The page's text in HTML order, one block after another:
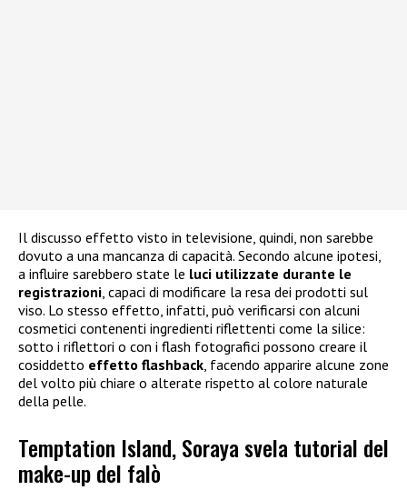
Il discusso effetto visto in televisione, quindi, non sarebbe
dovuto a una mancanza di capacità. Secondo alcune ipotesi,
a influire sarebbero state le luci utilizzate durante le
registrazioni, capaci di modificare la resa dei prodotti sul
viso. Lo stesso effetto, infatti, può verificarsi con alcuni
cosmetici contenenti ingredienti riflettenti come la silice:
sotto i riflettori o con i flash fotografici possono creare il
cosiddetto effetto flashback, facendo apparire alcune zone
del volto più chiare o alterate rispetto al colore naturale
della pelle.
Temptation Island, Soraya svela tutorial del
make-up del falò